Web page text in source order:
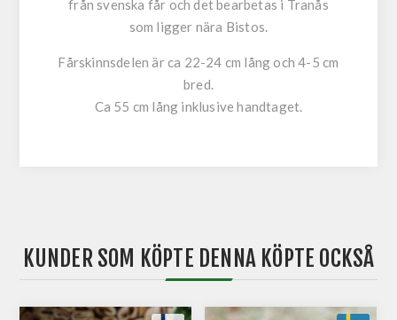
från svenska får och det bearbetas i Tranås
som ligger nära Bistos.
Fårskinnsdelen är ca 22-24 cm lång och 4-5 cm
bred.
Ca 55 cm lång inklusive handtaget.
KUNDER SOM KÖPTE DENNA KÖPTE OCKSÅ